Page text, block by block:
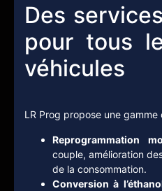
Des
pour tous
véhicules
LR Prog propose une
Reprogrammation
couple, amélioration
de la consommation.
Conversion à